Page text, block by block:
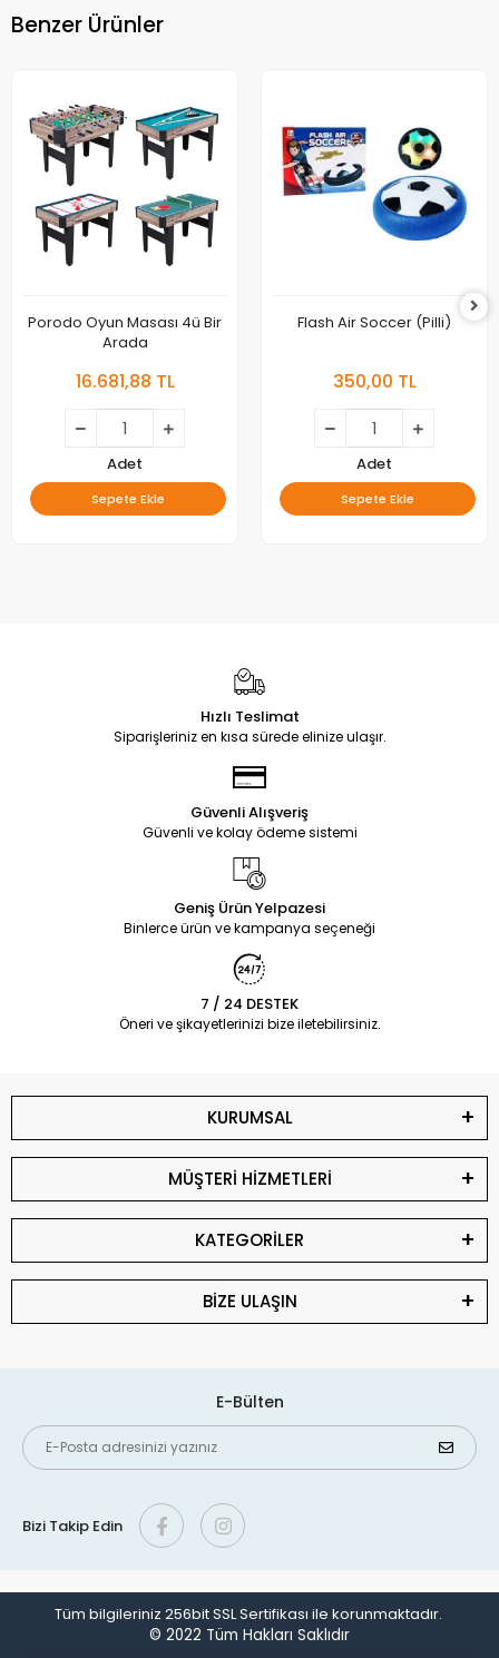
Benzer Ürünler
Porodo Oyun Masası 4ü Bir
Arada
16.681,88 TL
Adet
Sepete Ekle
Flash Air Soccer (Pilli)
350,00 TL
Adet
Sepete Ekle
Hızlı Teslimat
Siparişleriniz en kısa sürede elinize ulaşır.
Güvenli Alışveriş
Güvenli ve kolay ödeme sistemi
Geniş Ürün Yelpazesi
Binlerce ürün ve kampanya seçeneği
7 / 24 DESTEK
Öneri ve şikayetlerinizi bize iletebilirsiniz.
KURUMSAL
MÜŞTERİ HİZMETLERİ
KATEGORİLER
BİZE ULAŞIN
E-Bülten
Bizi Takip Edin
Tüm bilgileriniz 256bit SSL Sertifikası ile korunmaktadır.
© 2022 Tüm Hakları Saklıdır